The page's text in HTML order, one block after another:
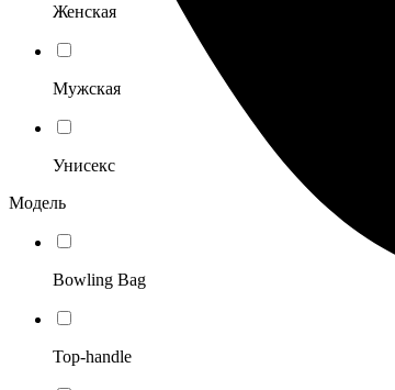
Женская
Мужская
Унисекс
Модель
Bowling Bag
Top-handle